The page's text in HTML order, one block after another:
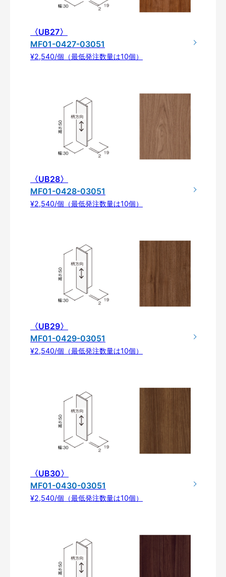
〈UB27〉
MF01-0427-03051
¥2,540/個（最低発注数量は10個）
〈UB28〉
MF01-0428-03051
¥2,540/個（最低発注数量は10個）
〈UB29〉
MF01-0429-03051
¥2,540/個（最低発注数量は10個）
〈UB30〉
MF01-0430-03051
¥2,540/個（最低発注数量は10個）